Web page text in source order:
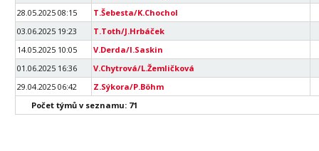
28.05.2025 08:15
T.Šebesta/K.Chochol
03.06.2025 19:23
T.Toth/J.Hrbáček
14.05.2025 10:05
V.Derda/I.Saskin
01.06.2025 16:36
V.Chytrová/L.Žemličková
29.04.2025 06:42
Z.Sýkora/P.Böhm
Počet týmů v seznamu: 71